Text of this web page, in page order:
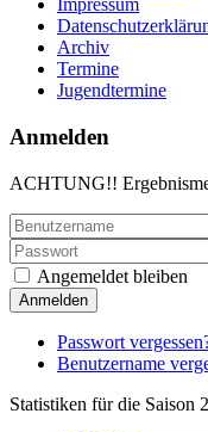
Impressum
Archiv
Termine
Jugendtermine
Anmelden
ACHTUNG!!
Angemeldet bleiben
Anmelden
Passwort
Benutzername
Statistiken für die Saison